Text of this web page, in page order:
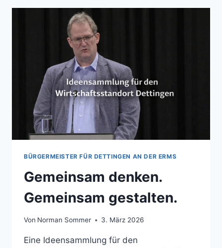
BÜRGERMEISTER FÜR DETTINGEN AN DER ERMS
Gemeinsam denken.
Gemeinsam gestalten.
Von Norman Sommer 3. März 2026
Eine Ideensammlung für den